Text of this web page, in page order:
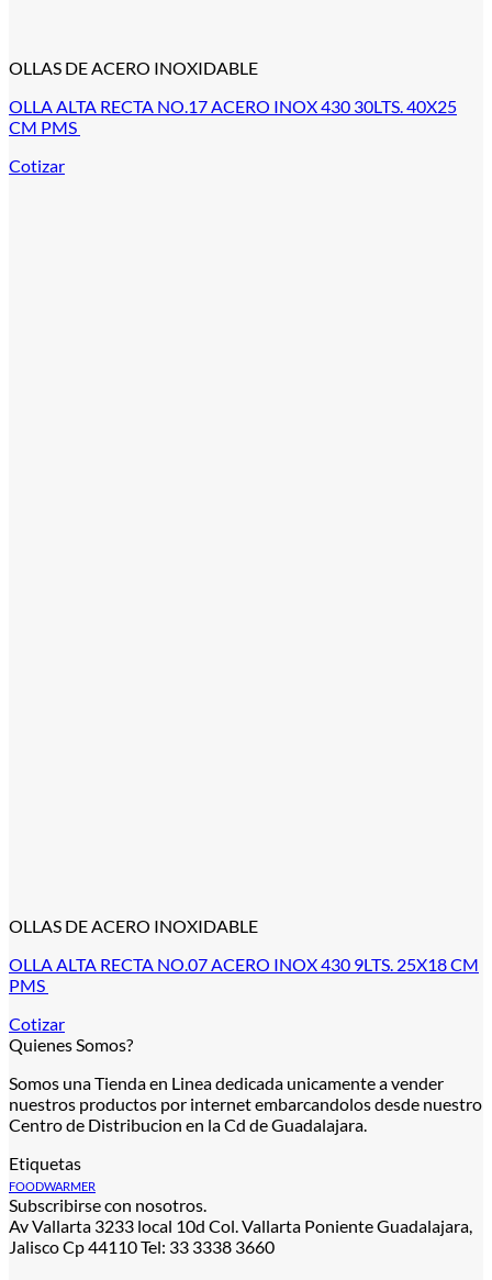
OLLAS DE ACERO INOXIDABLE
OLLA ALTA RECTA NO.17 ACERO INOX 430 30LTS. 40X25
CM PMS
Cotizar
OLLAS DE ACERO INOXIDABLE
OLLA ALTA RECTA NO.07 ACERO INOX 430 9LTS. 25X18 CM
PMS
Cotizar
Quienes Somos?
Somos una Tienda en Linea dedicada unicamente a vender
nuestros productos por internet embarcandolos desde nuestro
Centro de Distribucion en la Cd de Guadalajara.
Etiquetas
FOODWARMER
Subscribirse con nosotros.
Av Vallarta 3233 local 10d Col. Vallarta Poniente Guadalajara,
Jalisco Cp 44110 Tel: 33 3338 3660